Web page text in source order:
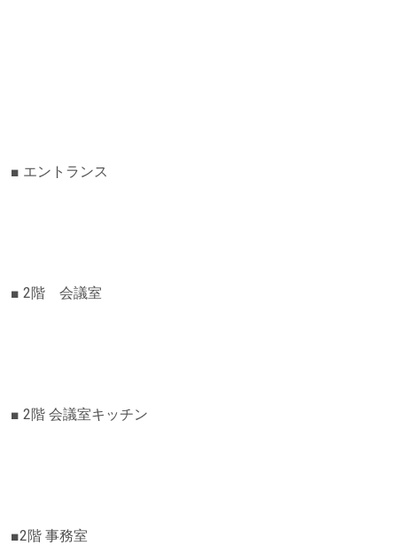
■ エントランス
■ 2階 会議室
■ 2階 会議室キッチン
■2階 事務室